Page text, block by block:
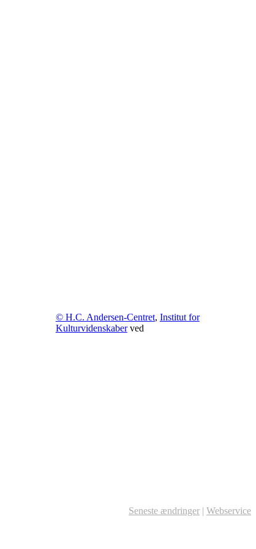
© H.C. Andersen-Centret, Institut for
Kulturvidenskaberved
Seneste ændringer | Webservice